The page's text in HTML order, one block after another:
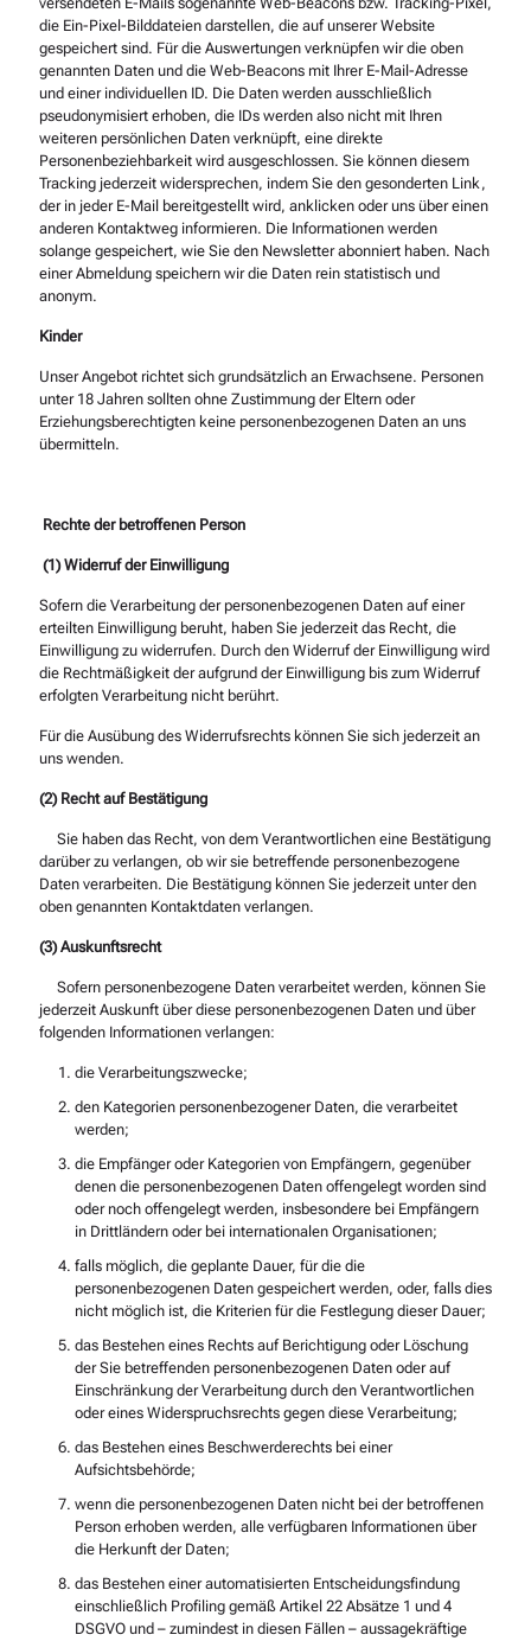
die Ein-Pixel-Bilddateien darstellen, die auf unserer Website
gespeichert sind. Für die Auswertungen verknüpfen wir die oben
genannten Daten und die Web-Beacons mit Ihrer E-Mail-Adresse
und einer individuellen ID. Die Daten werden ausschließlich
pseudonymisiert erhoben, die IDs werden also nicht mit Ihren
weiteren persönlichen Daten verknüpft, eine direkte
Personenbeziehbarkeit wird ausgeschlossen. Sie können diesem
Tracking jederzeit widersprechen, indem Sie den gesonderten Link,
der in jeder E-Mail bereitgestellt wird, anklicken oder uns über einen
anderen Kontaktweg informieren. Die Informationen werden
solange gespeichert, wie Sie den Newsletter abonniert haben. Nach
einer Abmeldung speichern wir die Daten rein statistisch und
anonym.
Kinder
Unser Angebot richtet sich grundsätzlich an Erwachsene. Personen
unter 18 Jahren sollten ohne Zustimmung der Eltern oder
Erziehungsberechtigten keine personenbezogenen Daten an uns
übermitteln.
Rechte der betroffenen Person
(1) Widerruf der Einwilligung
Sofern die Verarbeitung der personenbezogenen Daten auf einer
erteilten Einwilligung beruht, haben Sie jederzeit das Recht, die
Einwilligung zu widerrufen. Durch den Widerruf der Einwilligung wird
die Rechtmäßigkeit der aufgrund der Einwilligung bis zum Widerruf
erfolgten Verarbeitung nicht berührt.
Für die Ausübung des Widerrufsrechts können Sie sich jederzeit an
uns wenden.
(2) Recht auf Bestätigung
Sie haben das Recht, von dem Verantwortlichen eine Bestätigung
darüber zu verlangen, ob wir sie betreffende personenbezogene
Daten verarbeiten. Die Bestätigung können Sie jederzeit unter den
oben genannten Kontaktdaten verlangen.
(3) Auskunftsrecht
Sofern personenbezogene Daten verarbeitet werden, können Sie
jederzeit Auskunft über diese personenbezogenen Daten und über
folgenden Informationen verlangen:
die Verarbeitungszwecke;
den Kategorien personenbezogener Daten, die verarbeitet
werden;
die Empfänger oder Kategorien von Empfängern, gegenüber
denen die personenbezogenen Daten offengelegt worden sind
oder noch offengelegt werden, insbesondere bei Empfängern
in Drittländern oder bei internationalen Organisationen;
falls möglich, die geplante Dauer, für die die
personenbezogenen Daten gespeichert werden, oder, falls dies
nicht möglich ist, die Kriterien für die Festlegung dieser Dauer;
das Bestehen eines Rechts auf Berichtigung oder Löschung
der Sie betreffenden personenbezogenen Daten oder auf
Einschränkung der Verarbeitung durch den Verantwortlichen
oder eines Widerspruchsrechts gegen diese Verarbeitung;
das Bestehen eines Beschwerderechts bei einer
Aufsichtsbehörde;
wenn die personenbezogenen Daten nicht bei der betroffenen
Person erhoben werden, alle verfügbaren Informationen über
die Herkunft der Daten;
das Bestehen einer automatisierten Entscheidungsfindung
einschließlich Profiling gemäß Artikel 22 Absätze 1 und 4
DSGVO und – zumindest in diesen Fällen – aussagekräftige